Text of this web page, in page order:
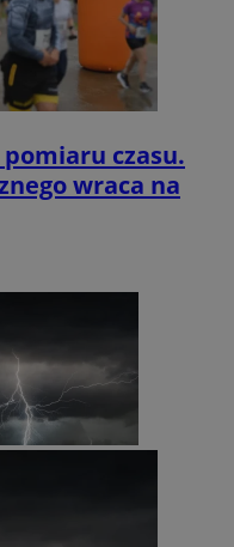
czasu.
wraca na